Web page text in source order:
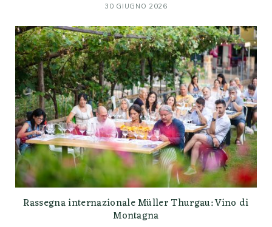
30 GIUGNO 2026
Rassegna internazionale Müller Thurgau: Vino di
Montagna